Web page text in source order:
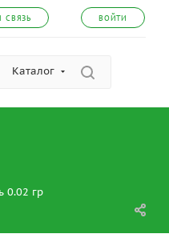
СВЯЗЬ ВОЙТИ
Каталог
0.02 гр